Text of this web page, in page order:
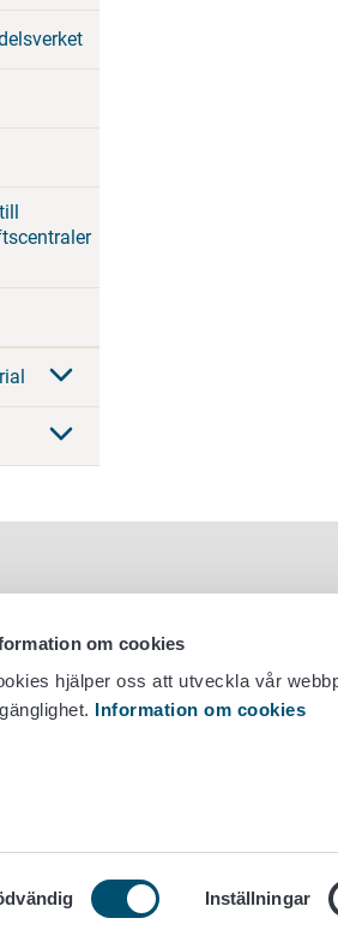
om cookies
hjälper oss att utveckla vår
Information om cookies
Inställningar